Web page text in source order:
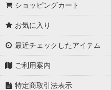
ショッピングカート
お気に入り
最近チェックしたアイテム
ご利用案内
特定商取引法表示